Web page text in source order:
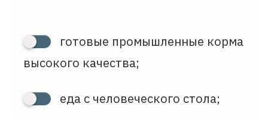
готовые промышленные корма
высокого качества;
еда с человеческого стола;